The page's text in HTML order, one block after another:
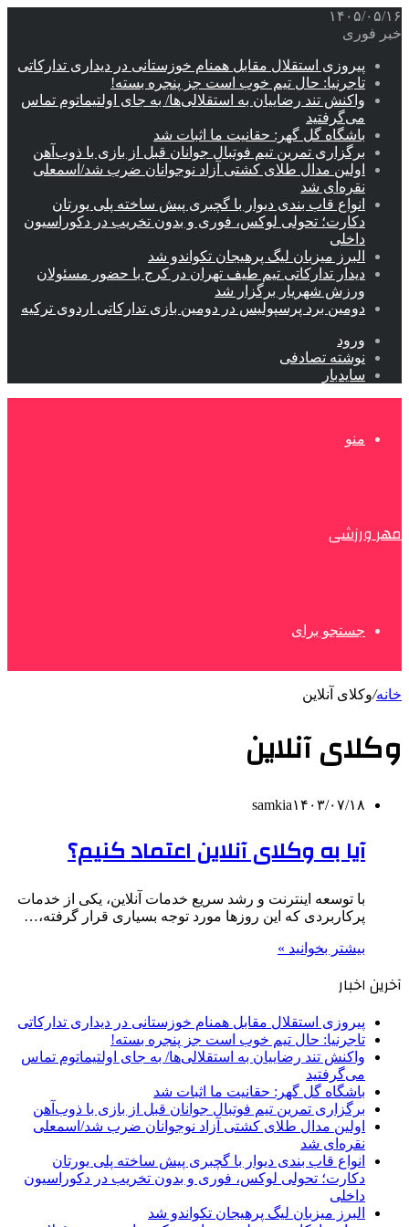
۱۴۰۵/۰۵/۱۶
خبر فوری
پیروزی استقلال مقابل همنام خوزستانی در دیداری تدارکاتی
تاجرنیا: حال تیم خوب است جز پنجره بسته!
واکنش تند رضاییان به استقلالی‌ها/ به جای اولتیماتوم تماس
می‌گرفتید
باشگاه گل گهر: حقانیت ما اثبات شد
برگزاری تمرین تیم فوتبال جوانان قبل از بازی با ذوب‌آهن
اولین مدال طلای کشتی آزاد نوجوانان ضرب شد/اسمعلی
نقره‌ای شد
انواع قاب بندی دیوار با گچبری پیش ساخته پلی یورتان
دکارت؛ تحولی لوکس، فوری و بدون تخریب در دکوراسیون
داخلی
البرز میزبان لیگ پرهیجان تکواندو شد
دیدار تدارکاتی تیم طیف تهران در کرج با حضور مسئولان
ورزش شهریار برگزار شد
دومین برد پرسپولیس در دومین بازی تدارکاتی اردوی ترکیه
ورود
نوشته تصادفی
سایدبار
منو
مهر ورزشی
جستجو برای
خانه/وکلای آنلاین
وکلای آنلاین
samkia۱۴۰۳/۰۷/۱۸
آیا به وکلای آنلاین اعتماد کنیم؟
با توسعه اینترنت و رشد سریع خدمات آنلاین، یکی از خدمات
پرکاربردی که این روزها مورد توجه بسیاری قرار گرفته،…
بیشتر بخوانید »
آخرین اخبار
پیروزی استقلال مقابل همنام خوزستانی در دیداری تدارکاتی
تاجرنیا: حال تیم خوب است جز پنجره بسته!
واکنش تند رضاییان به استقلالی‌ها/ به جای اولتیماتوم تماس
می‌گرفتید
باشگاه گل گهر: حقانیت ما اثبات شد
برگزاری تمرین تیم فوتبال جوانان قبل از بازی با ذوب‌آهن
اولین مدال طلای کشتی آزاد نوجوانان ضرب شد/اسمعلی
نقره‌ای شد
انواع قاب بندی دیوار با گچبری پیش ساخته پلی یورتان
دکارت؛ تحولی لوکس، فوری و بدون تخریب در دکوراسیون
داخلی
البرز میزبان لیگ پرهیجان تکواندو شد